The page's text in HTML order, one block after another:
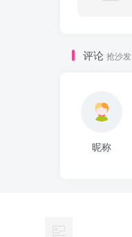
评论 抢沙发
昵称